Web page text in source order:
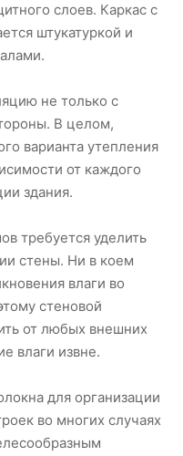
слоев. Каркас с
штукатуркой и
не только с
В целом,
варианта утепления
от каждого
здания.
требуется уделить
стены. Ни в коем
влаги во
стеновой
от любых внешних
влаги извне.
для организации
во многих случаях